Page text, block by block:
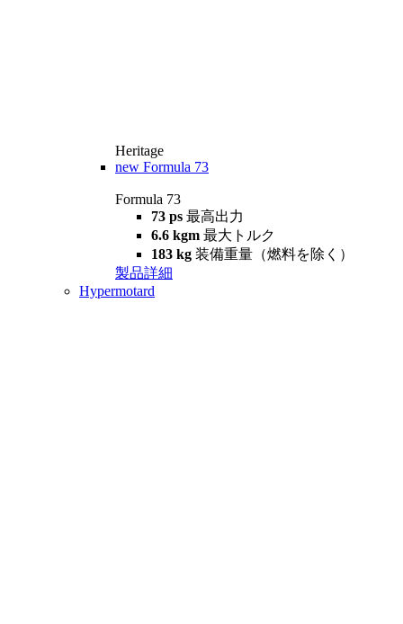
Heritage
new Formula 73
Formula 73
73 ps 最高出力
6.6 kgm 最大トルク
183 kg 装備重量（燃料を除く）
製品詳細
Hypermotard